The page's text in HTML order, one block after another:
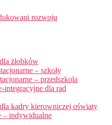
żłobków
– szkoły
– przedszkola
integracyjne dla rad
kadry kierowniczej oświaty
– indywidualne